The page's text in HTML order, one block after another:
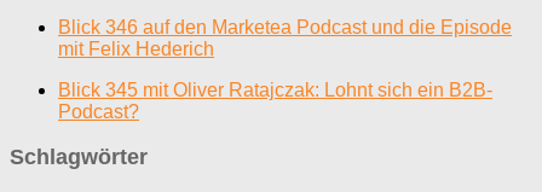
Blick 346 auf den Marketea Podcast und die Episode
mit Felix Hederich
Blick 345 mit Oliver Ratajczak: Lohnt sich ein B2B-
Podcast?
Schlagwörter